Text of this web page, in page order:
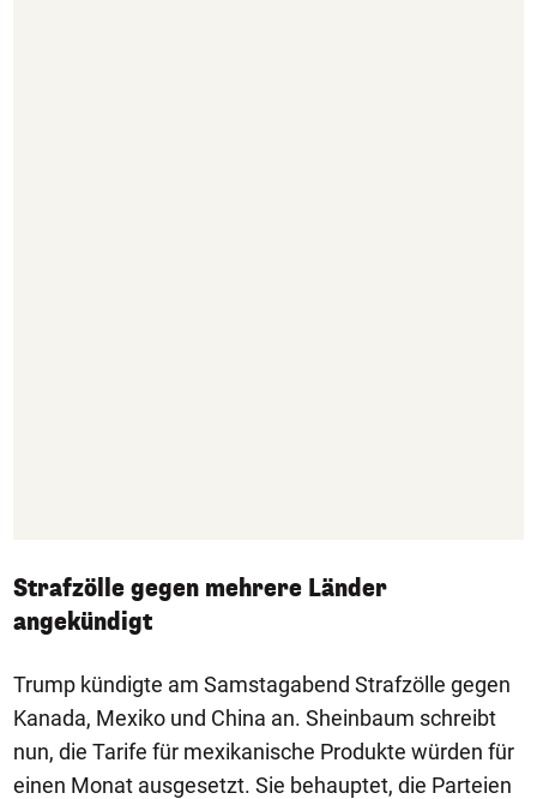
Strafzölle gegen mehrere Länder
angekündigt
Trump kündigte am Samstagabend Strafzölle gegen
Kanada, Mexiko und China an. Sheinbaum schreibt
nun, die Tarife für mexikanische Produkte würden für
einen Monat ausgesetzt. Sie behauptet, die Parteien